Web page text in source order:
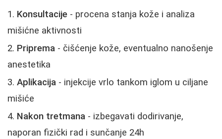
Konsultacije - procena stanja kože i analiza
mišićne aktivnosti
Priprema - čišćenje kože, eventualno nanošenje
anestetika
Aplikacija - injekcije vrlo tankom iglom u ciljane
mišiće
Nakon tretmana - izbegavati dodirivanje,
naporan fizički rad i sunčanje 24h